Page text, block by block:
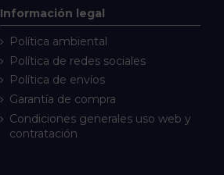
Información legal
Política ambiental
Política de redes sociales
Política de envíos
Garantía de compra
Condiciones generales uso web y
contratación